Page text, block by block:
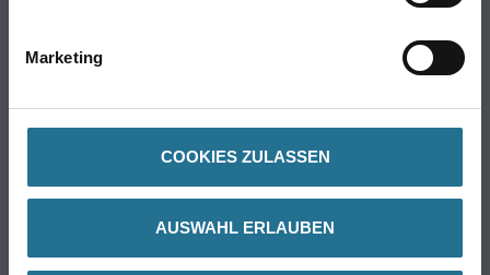
Marketing
COOKIES ZULASSEN
AUSWAHL ERLAUBEN
Werkzeug & Maschinen
Gustav Knittel Farben
Unternehmen
Standorte